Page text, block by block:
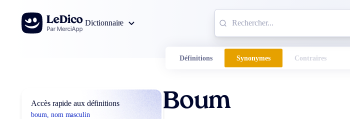
Aller au contenu
Dictionnaire
Définitions Synonymes Contraires
Accès rapide aux définitions
boum, nom masculin
Boum